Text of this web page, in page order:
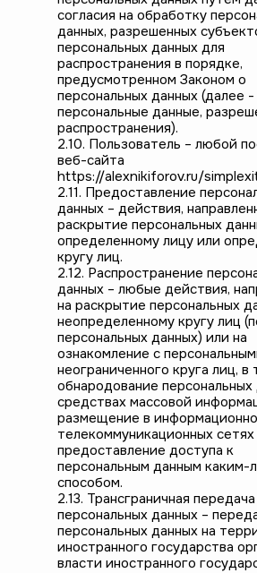
согласия на обработку
данных, разрешенных
персональных данных для
распространения в порядке,
предусмотренном Законом о
персональных данных (далее -
персональные данные,
распространения).
2.10. Пользователь – любой
веб-сайта
https://alexnikiforov.ru/
2.11. Предоставление
данных – действия,
раскрытие персональных
определенному лицу или
кругу лиц.
2.12. Распространение
данных – любые действия,
на раскрытие персональных
неопределенному кругу лиц
персональных данных) или на
ознакомление с
неограниченного круга лиц, в
обнародование персональных
средствах массовой
размещение в
телекоммуникационных сетях
предоставление доступа к
персональным данным каким-
способом.
2.13. Трансграничная передача
персональных данных –
персональных данных на
иностранного государства
власти иностранного